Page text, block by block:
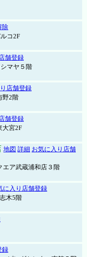
除
コ2F
舗登録
マヤ５階
店舗登録
野2階
舗登録
大宮2F
地図 詳細 お気に入り店舗
エア武蔵浦和店３階
に入り店舗登録
木5階
録